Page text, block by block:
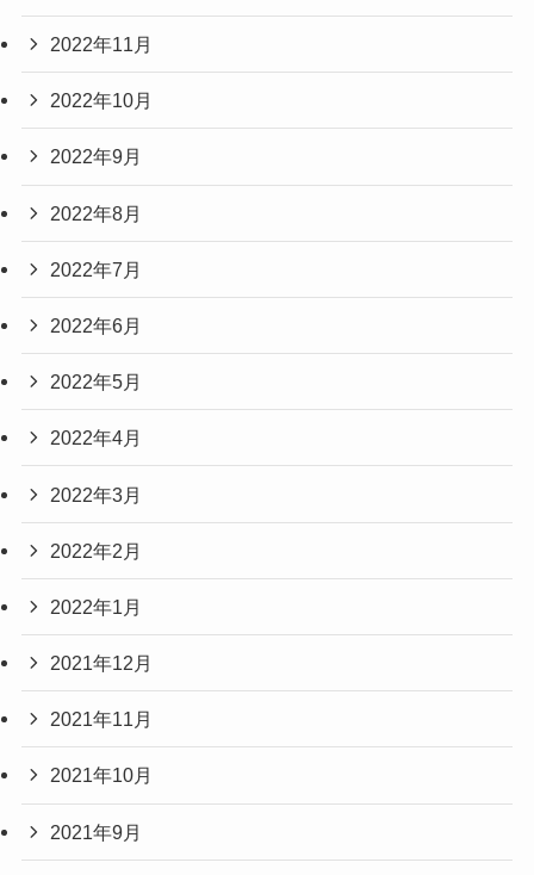
2022年11月
2022年10月
2022年9月
2022年8月
2022年7月
2022年6月
2022年5月
2022年4月
2022年3月
2022年2月
2022年1月
2021年12月
2021年11月
2021年10月
2021年9月